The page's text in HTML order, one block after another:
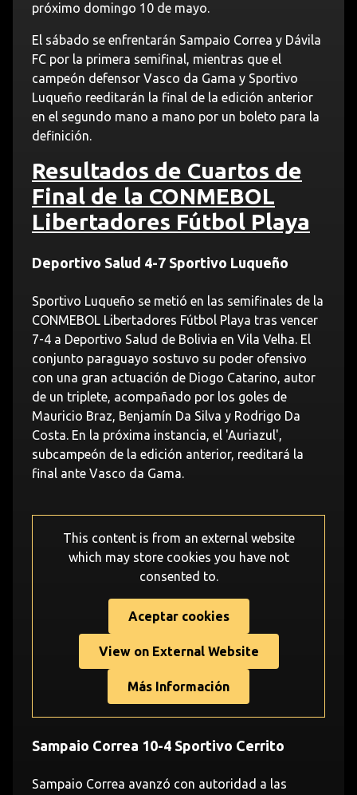
próximo domingo 10 de mayo.
El sábado se enfrentarán Sampaio Correa y Dávila
FC por la primera semifinal, mientras que el
campeón defensor Vasco da Gama y Sportivo
Luqueño reeditarán la final de la edición anterior
en el segundo mano a mano por un boleto para la
definición.
Resultados de Cuartos de
Final de la CONMEBOL
Libertadores Fútbol Playa
Deportivo Salud 4-7 Sportivo Luqueño
Sportivo Luqueño se metió en las semifinales de la
CONMEBOL Libertadores Fútbol Playa tras vencer
7-4 a Deportivo Salud de Bolivia en Vila Velha. El
conjunto paraguayo sostuvo su poder ofensivo
con una gran actuación de Diogo Catarino, autor
de un triplete, acompañado por los goles de
Mauricio Braz, Benjamín Da Silva y Rodrigo Da
Costa. En la próxima instancia, el 'Auriazul',
subcampeón de la edición anterior, reeditará la
final ante Vasco da Gama.
This content is from an external website
which may store cookies you have not
consented to.
Aceptar cookies
View on External Website
Más Información
Sampaio Correa 10-4 Sportivo Cerrito
Sampaio Correa avanzó con autoridad a las